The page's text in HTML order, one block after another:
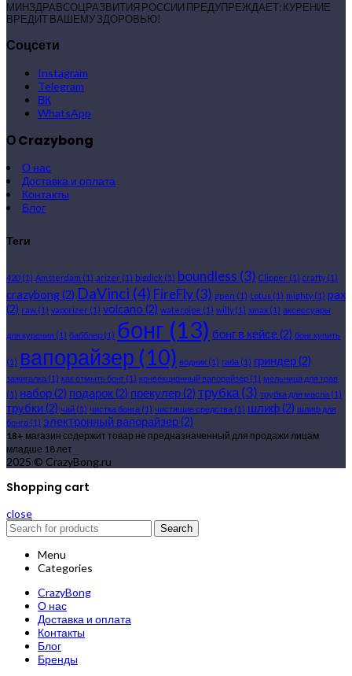
МИНЗДРАВСОЦРАЗВИТИЯ РОССИИ ПРЕДУПРЕЖДАЕТ: КУРЕНИЕ
ВРЕДИТ ВАШЕМУ ЗДОРОВЬЮ!
Соцсети
Instagram
Telegram
ВК
WhatsApp
О Crazybong
О нас
Доставка и оплата
Контакты
Блог
Теги
420 (1) Amsterdam (1) arizer (1) bigdick (1) boundless (3) Clipper (1) crafty(1)
crazybong(2) DaVinci (4) FireFly(3) gpen (1) Lotus (1) mighty(1) pax
(2) raw (1) vaporizer (1) volcano (2) waterpipe (1) willy(1) xmax (1) аксессуары
для курения (1) бабблер (1) бонг (13) бонг в кейсе(2) бонг купить
(1) вапорайзер (10) водник (1) габа (1) гриндер(2)
зажигалка (1) как отмыть бонг (1) конвекционный вапорайзер (1) мельница для трав
(1) набор(2) подарок(2) прекулер(2) трубка(3) трубка для масла (1)
трубки(2) чай (1) чистка бонга (1) чистящие средства (1) шлиф(2) шлиф для
бонга (1) электронный вапорайзер(2)
18+ магазин содержит товар не предназначенный для продажи лицам
младше 18 лет
2025 © CrazyBong.ru
Shopping cart
close
Search
Menu
Categories
CrazyBong
О нас
Доставка и оплата
Контакты
Блог
Бренды